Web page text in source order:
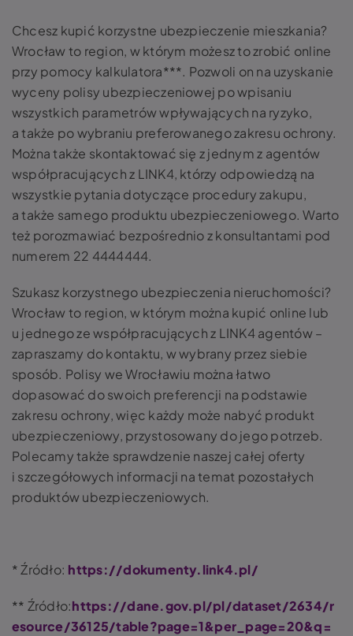
Chcesz kupić korzystne ubezpieczenie mieszkania?
Wrocław to region, w którym możesz to zrobić online
przy pomocy kalkulatora***. Pozwoli on na uzyskanie
wyceny polisy ubezpieczeniowej po wpisaniu
wszystkich parametrów wpływających na ryzyko,
a także po wybraniu preferowanego zakresu ochrony.
Można także skontaktować się z jednym z agentów
współpracujących z LINK4, którzy odpowiedzą na
wszystkie pytania dotyczące procedury zakupu,
a także samego produktu ubezpieczeniowego. Warto
też porozmawiać bezpośrednio z konsultantami pod
numerem 22 4444444.
Szukasz korzystnego ubezpieczenia nieruchomości?
Wrocław to region, w którym można kupić online lub
u jednego ze współpracujących z LINK4 agentów –
zapraszamy do kontaktu, w wybrany przez siebie
sposób. Polisy we Wrocławiu można łatwo
dopasować do swoich preferencji na podstawie
zakresu ochrony, więc każdy może nabyć produkt
ubezpieczeniowy, przystosowany do jego potrzeb.
Polecamy także sprawdzenie naszej całej oferty
i szczegółowych informacji na temat pozostałych
produktów ubezpieczeniowych.
* Źródło: https://dokumenty.link4.pl/
** Źródło:https://dane.gov.pl/pl/dataset/2634/r
esource/36125/table?page=1&per_page=20&q=